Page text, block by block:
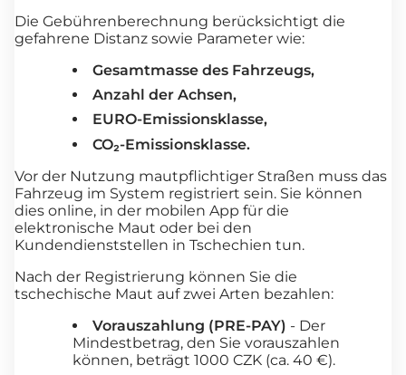
Die Gebührenberechnung berücksichtigt die
gefahrene Distanz sowie Parameter wie:
Gesamtmasse des Fahrzeugs,
Anzahl der Achsen,
EURO-Emissionsklasse,
CO₂-Emissionsklasse.
Vor der Nutzung mautpflichtiger Straßen muss das
Fahrzeug im System registriert sein. Sie können
dies online, in der mobilen App für die
elektronische Maut oder bei den
Kundendienststellen in Tschechien tun.
Nach der Registrierung können Sie die
tschechische Maut auf zwei Arten bezahlen:
Vorauszahlung (PRE-PAY) - Der
Mindestbetrag, den Sie vorauszahlen
können, beträgt 1000 CZK (ca. 40 €).